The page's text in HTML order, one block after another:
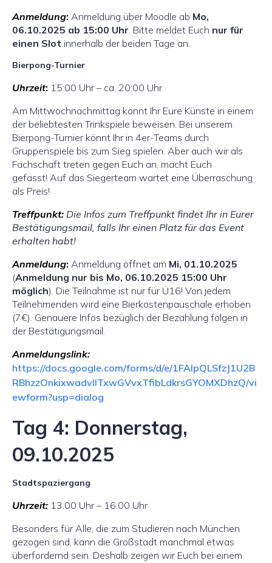
Anmeldung: Anmeldung über Moodle ab Mo,
06.10.2025 ab 15:00 Uhr . Bitte meldet Euch nur für
einen Slot innerhalb der beiden Tage an.
Bierpong-Turnier
Uhrzeit: 15:00 Uhr – ca. 20:00 Uhr
Am Mittwochnachmittag könnt Ihr Eure Künste in einem
der beliebtesten Trinkspiele beweisen. Bei unserem
Bierpong-Turnier könnt Ihr in 4er-Teams durch
Gruppenspiele bis zum Sieg spielen. Aber auch wir als
Fachschaft treten gegen Euch an, macht Euch
gefasst! Auf das Siegerteam wartet eine Überraschung
als Preis!
Treffpunkt: Die Infos zum Treffpunkt findet Ihr in Eurer
Bestätigungsmail, falls Ihr einen Platz für das Event
erhalten habt!
Anmeldung: Anmeldung öffnet am Mi, 01.10.2025
(Anmeldung nur bis Mo, 06.10.2025 15:00 Uhr
möglich). Die Teilnahme ist nur für Ü16! Von jedem
Teilnehmenden wird eine Bierkostenpauschale erhoben
(7€). Genauere Infos bezüglich der Bezahlung folgen in
der Bestätigungsmail.
Anmeldungslink:
https://docs.google.com/forms/d/e/1FAIpQLSfzJ1U2B
RBhzzOnkixwadvllTxwGVvxTfibLdkrsGYOMXDhzQ/vi
ewform?usp=dialog
Tag 4: Donnerstag,
09.10.2025
Stadtspaziergang
Uhrzeit: 13.00 Uhr – 16.00 Uhr
Besonders für Alle, die zum Studieren nach München
gezogen sind, kann die Großstadt manchmal etwas
überfordernd sein. Deshalb zeigen wir Euch bei einem